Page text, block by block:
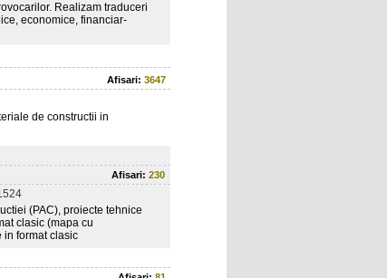
Realizam traduceri
economice, financiar-
Afisari: 3647
de constructii in
Afisari: 230
(PAC), proiecte tehnice
clasic (mapa cu
in format clasic